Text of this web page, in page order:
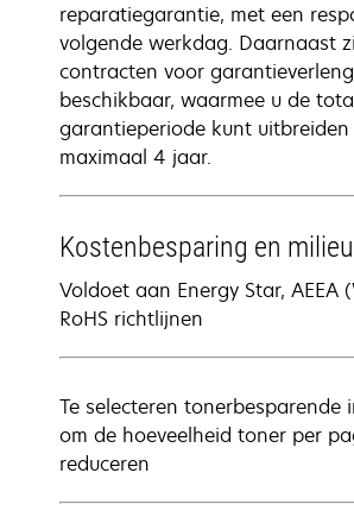
reparatiegarantie, met een
volgende werkdag. Daarnaast
contracten voor
beschikbaar, waarmee u de
garantieperiode kunt
maximaal 4 jaar.
Kostenbesparing en
Voldoet aan Energy Star, AEEA
RoHS richtlijnen
Te selecteren tonerbesparende
om de hoeveelheid toner per
reduceren